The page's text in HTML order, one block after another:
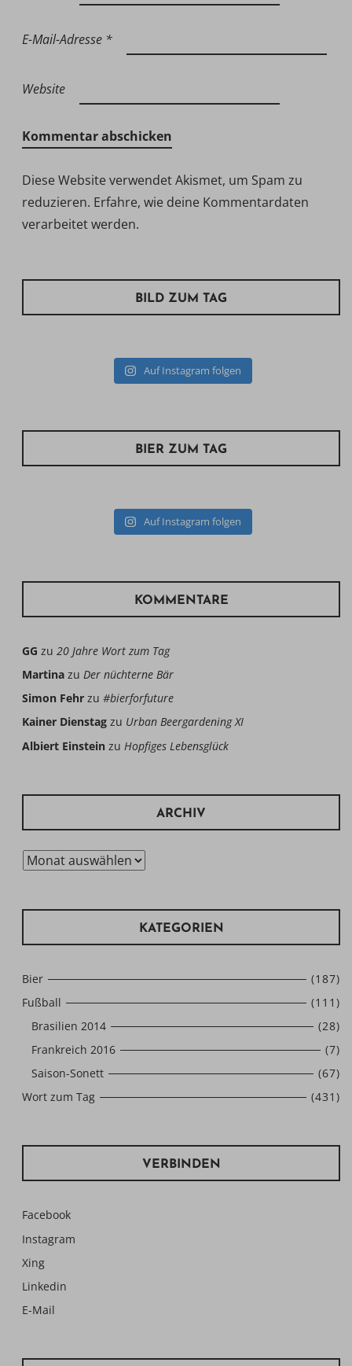
E-Mail-Adresse *
Website
Diese Website verwendet Akismet, um Spam zu
reduzieren. Erfahre, wie deine Kommentardaten
verarbeitet werden.
BILD ZUM TAG
Auf Instagram folgen
BIER ZUM TAG
Auf Instagram folgen
KOMMENTARE
GG zu 20 Jahre Wort zum Tag
Martina zu Der nüchterne Bär
Simon Fehr zu #bierforfuture
Kainer Dienstag zu Urban Beergardening XI
Albiert Einstein zu Hopfiges Lebensglück
ARCHIV
Archiv
KATEGORIEN
Bier
(187)
Fußball
(111)
Brasilien 2014
(28)
Frankreich 2016
(7)
Saison-Sonett
(67)
Wort zum Tag
(431)
VERBINDEN
Facebook
Instagram
Xing
Linkedin
E-Mail